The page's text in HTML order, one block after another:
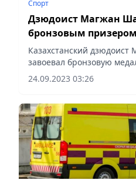
Спорт
Дзюдоист Магжан
бронзовым
Казахстанский
завоевал бронзовую
Ханчжоу (КНР), сообщает
Министерства туризма и
24.09.2023 03:26